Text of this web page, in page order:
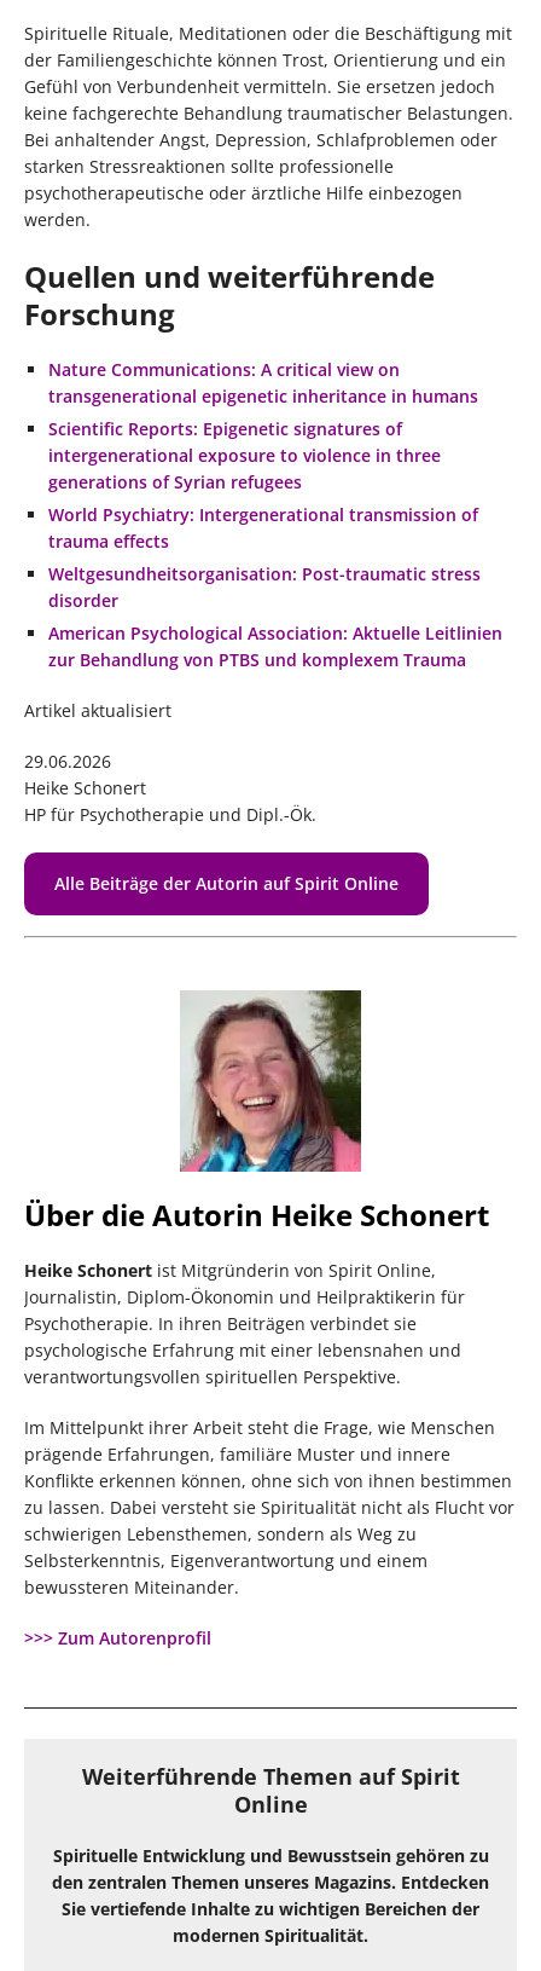
Spirituelle Rituale, Meditationen oder die Beschäftigung mit
der Familiengeschichte können Trost, Orientierung und ein
Gefühl von Verbundenheit vermitteln. Sie ersetzen jedoch
keine fachgerechte Behandlung traumatischer Belastungen.
Bei anhaltender Angst, Depression, Schlafproblemen oder
starken Stressreaktionen sollte professionelle
psychotherapeutische oder ärztliche Hilfe einbezogen
werden.
Quellen und weiterführende
Forschung
Nature Communications: A critical view on
transgenerational epigenetic inheritance in humans
Scientific Reports: Epigenetic signatures of
intergenerational exposure to violence in three
generations of Syrian refugees
World Psychiatry: Intergenerational transmission of
trauma effects
Weltgesundheitsorganisation: Post-traumatic stress
disorder
American Psychological Association: Aktuelle Leitlinien
zur Behandlung von PTBS und komplexem Trauma
Artikel aktualisiert
29.06.2026
Heike Schonert
HP für Psychotherapie und Dipl.-Ök.
Alle Beiträge der Autorin auf Spirit Online
Über die Autorin Heike Schonert
Heike Schonert ist Mitgründerin von Spirit Online,
Journalistin, Diplom-Ökonomin und Heilpraktikerin für
Psychotherapie. In ihren Beiträgen verbindet sie
psychologische Erfahrung mit einer lebensnahen und
verantwortungsvollen spirituellen Perspektive.
Im Mittelpunkt ihrer Arbeit steht die Frage, wie Menschen
prägende Erfahrungen, familiäre Muster und innere
Konflikte erkennen können, ohne sich von ihnen bestimmen
zu lassen. Dabei versteht sie Spiritualität nicht als Flucht vor
schwierigen Lebensthemen, sondern als Weg zu
Selbsterkenntnis, Eigenverantwortung und einem
bewussteren Miteinander.
>>> Zum Autorenprofil
Weiterführende Themen auf Spirit
Online
Spirituelle Entwicklung und Bewusstsein gehören zu
den zentralen Themen unseres Magazins. Entdecken
Sie vertiefende Inhalte zu wichtigen Bereichen der
modernen Spiritualität.